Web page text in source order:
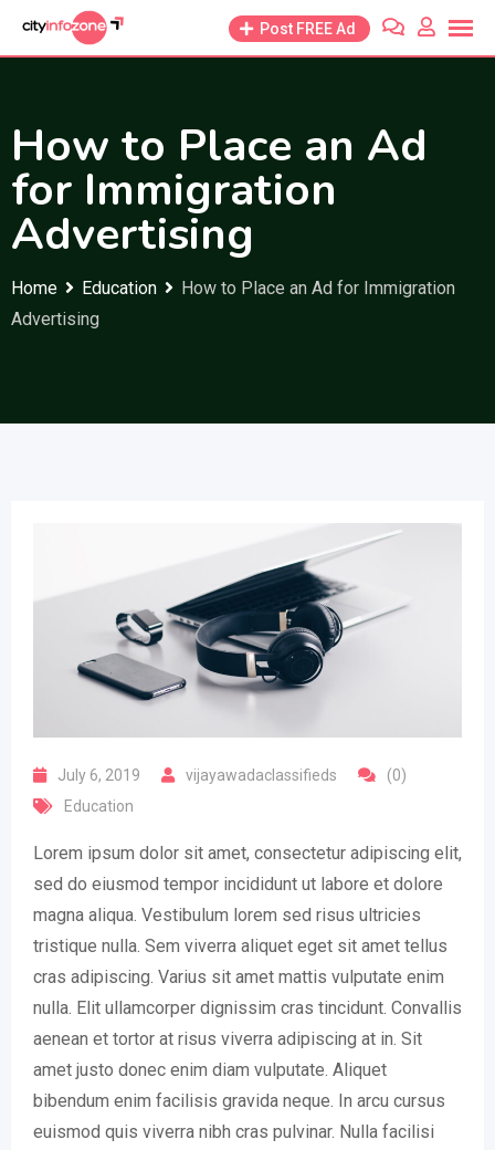
Post FREE Ad
How to Place an Ad
for Immigration
Advertising
Home Education
How to Place an Ad for Immigration
Advertising
July 6, 2019 vijayawadaclassifieds
(0)
Education
Lorem ipsum dolor sit amet, consectetur adipiscing elit,
sed do eiusmod tempor incididunt ut labore et dolore
magna aliqua. Vestibulum lorem sed risus ultricies
tristique nulla. Sem viverra aliquet eget sit amet tellus
cras adipiscing. Varius sit amet mattis vulputate enim
nulla. Elit ullamcorper dignissim cras tincidunt. Convallis
aenean et tortor at risus viverra adipiscing at in. Sit
amet justo donec enim diam vulputate. Aliquet
bibendum enim facilisis gravida neque. In arcu cursus
euismod quis viverra nibh cras pulvinar. Nulla facilisi